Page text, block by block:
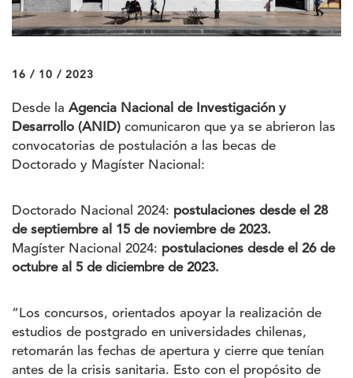
16 / 10 / 2023
Desde la Agencia Nacional de Investigación y
Desarrollo (ANID) comunicaron que ya se abrieron las
convocatorias de postulación a las becas de
Doctorado y Magíster Nacional:
Doctorado Nacional 2024: postulaciones desde el 28
de septiembre al 15 de noviembre de 2023.
Magíster Nacional 2024: postulaciones desde el 26 de
octubre al 5 de diciembre de 2023.
“Los concursos, orientados apoyar la realización de
estudios de postgrado en universidades chilenas,
retomarán las fechas de apertura y cierre que tenían
antes de la crisis sanitaria. Esto con el propósito de